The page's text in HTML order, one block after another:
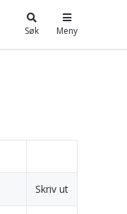
Søk Meny
Skriv ut